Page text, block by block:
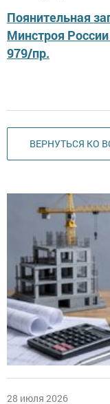
Поянительная
Минстроя
979/пр.
ВЕРНУТЬСЯ КО
28 июля 2026